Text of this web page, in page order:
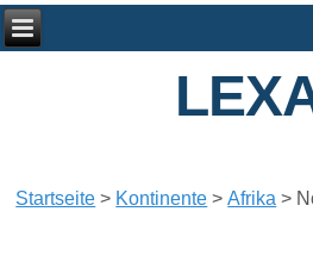
Startseite > Kontinente >Afrika >